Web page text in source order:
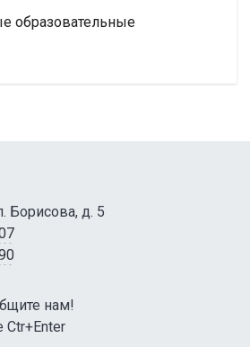
образовательные
Борисова, д. 5
нам!